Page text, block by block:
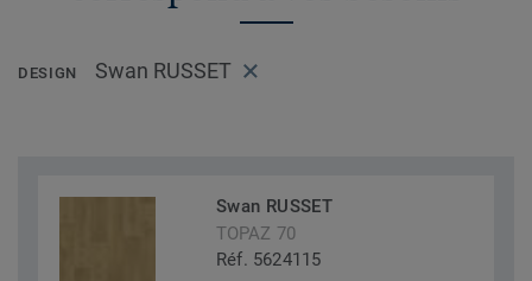
DESIGN Swan RUSSET
Swan RUSSET
TOPAZ 70
Réf. 5624115